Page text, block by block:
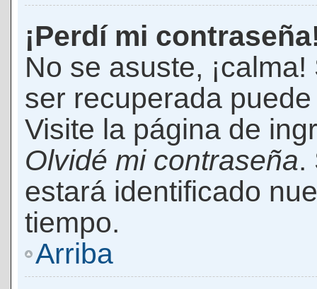
¡Perdí mi
No se asuste,
ser recuperada
Visite la página de
Olvidé mi contraseña.
estará identificado
tiempo.
Arriba